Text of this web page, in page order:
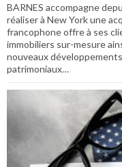
BARNES accompagne
réaliser à New York une
francophone offre à ses
immobiliers sur-mesure
nouveaux
patrimoniaux…